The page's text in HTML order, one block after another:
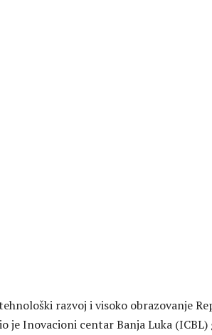
razvoj i visoko obrazovanje
je Inovacioni centar Banja Luka